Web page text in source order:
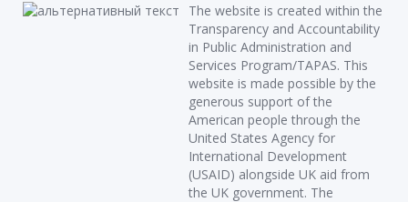
The website is created within the
Transparency and Accountability
in Public Administration and
Services Program/TAPAS. This
website is made possible by the
generous support of the
American people through the
United States Agency for
International Development
(USAID) alongside UK aid from
the UK government. The